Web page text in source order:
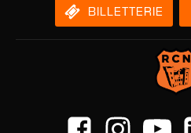
BILLETTERIE